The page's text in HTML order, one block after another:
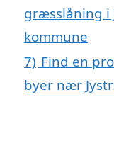
græsslåning i
kommune
7) Find en
byer nær